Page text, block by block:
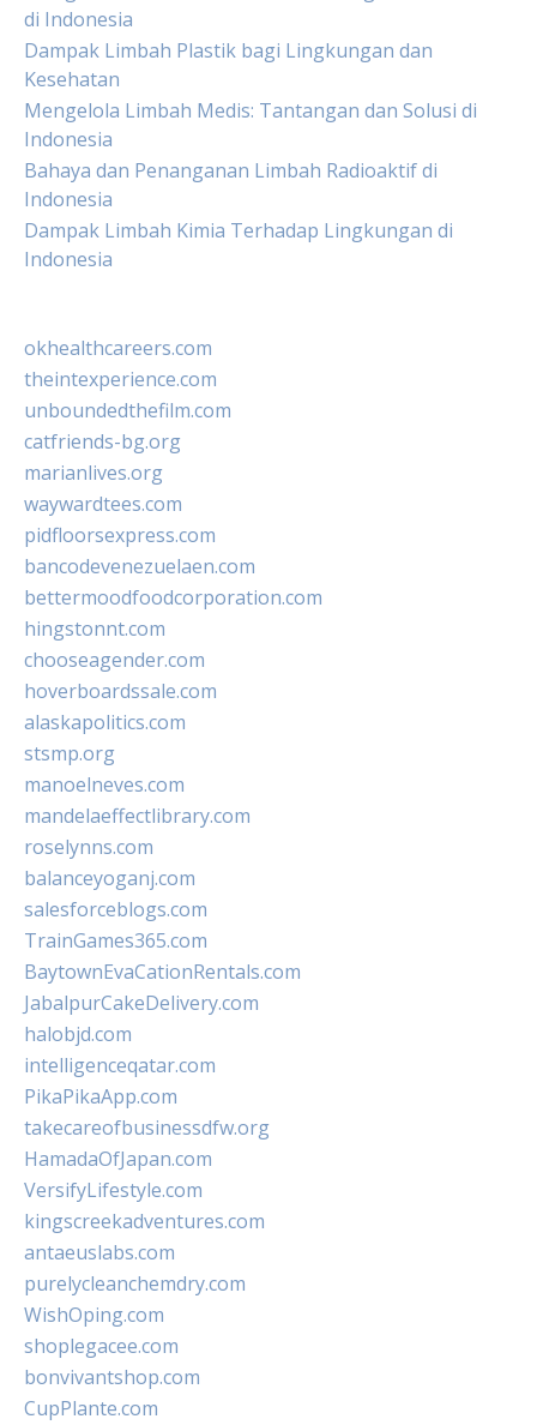
di Indonesia
Dampak Limbah Plastik bagi Lingkungan dan
Kesehatan
Mengelola Limbah Medis: Tantangan dan Solusi di
Indonesia
Bahaya dan Penanganan Limbah Radioaktif di
Indonesia
Dampak Limbah Kimia Terhadap Lingkungan di
Indonesia
okhealthcareers.com
theintexperience.com
unboundedthefilm.com
catfriends-bg.org
marianlives.org
waywardtees.com
pidfloorsexpress.com
bancodevenezuelaen.com
bettermoodfoodcorporation.com
hingstonnt.com
chooseagender.com
hoverboardssale.com
alaskapolitics.com
stsmp.org
manoelneves.com
mandelaeffectlibrary.com
roselynns.com
balanceyoganj.com
salesforceblogs.com
TrainGames365.com
BaytownEvaCationRentals.com
JabalpurCakeDelivery.com
halobjd.com
intelligenceqatar.com
PikaPikaApp.com
takecareofbusinessdfw.org
HamadaOfJapan.com
VersifyLifestyle.com
kingscreekadventures.com
antaeuslabs.com
purelycleanchemdry.com
WishOping.com
shoplegacee.com
bonvivantshop.com
CupPlante.com